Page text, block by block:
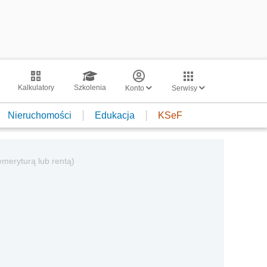
Kalkulatory Szkolenia Konto Serwisy
Nieruchomości Edukacja KSeF
lub rentą)